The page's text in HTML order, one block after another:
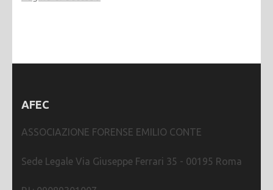
AFEC
ASSOCIAZIONE FORENSE EMILIO CONTE
Sede Legale Via Giuseppe Ferrari 35 - 00195 Roma